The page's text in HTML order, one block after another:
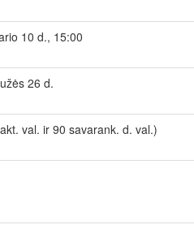
10 d., 15:00
26 d.
val. ir 90 savarank. d. val.)